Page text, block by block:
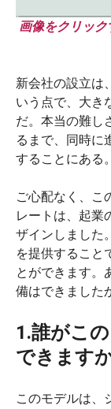
画像をクリッ
新会社の設立は
いう点で、大き
だ。本当の難し
るまで、同時に
することにある。
ご心配なく、こ
レートは、起業
ザインしました
を提供すること
とができます。
備はできました
1.誰がこ
できます
このモデルは、